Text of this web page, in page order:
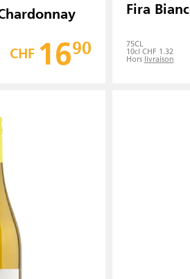
CHF 1690
Fira
75CL
10cl CHF 1.32
Hors livraison